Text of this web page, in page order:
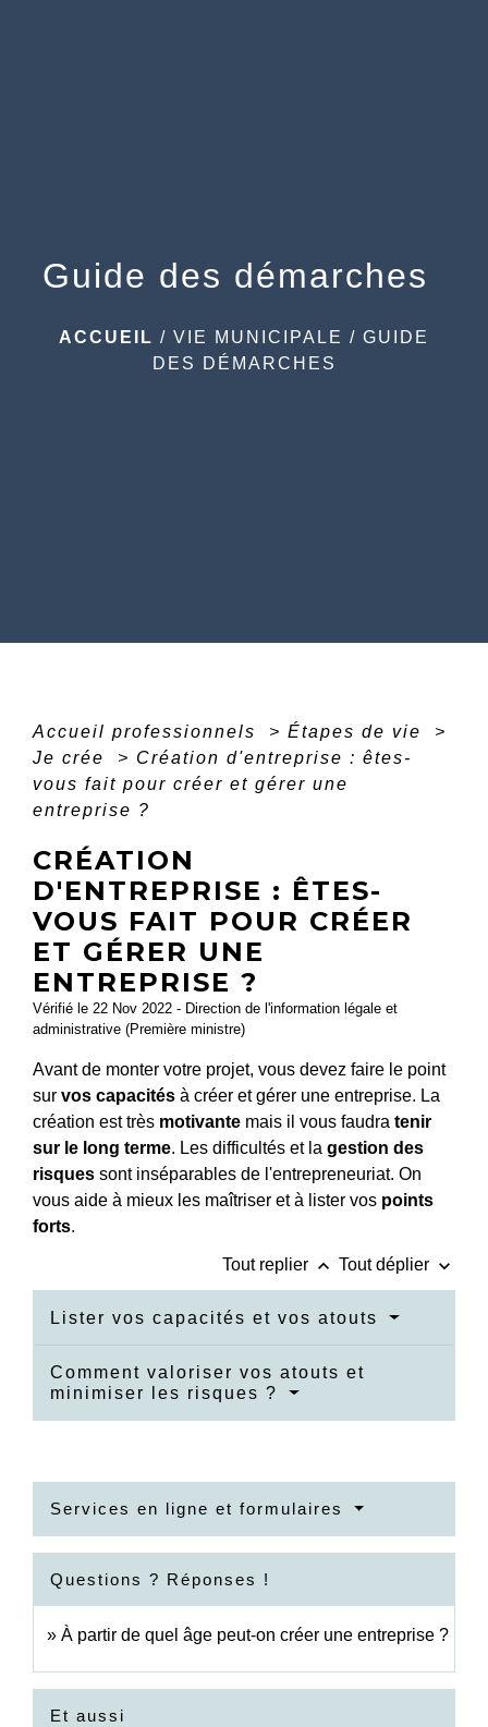
Guide des démarches
ACCUEIL / VIE MUNICIPALE / GUIDE
DES DÉMARCHES
Accueil professionnels > Étapes de vie
>
Je crée
> Création d'entreprise : êtes-
vous fait pour créer et gérer une
entreprise ?
CRÉATION
D'ENTREPRISE : ÊTES-
VOUS FAIT POUR CRÉER
ET GÉRER UNE
ENTREPRISE ?
Vérifié le 22 Nov 2022 - Direction de l'information légale et
administrative (Première ministre)
Avant de monter votre projet, vous devez faire le point
sur vos capacités à créer et gérer une entreprise. La
création est très motivante mais il vous faudra tenir
sur le long terme. Les difficultés et la gestion des
risques sont inséparables de l'entrepreneuriat. On
vous aide à mieux les maîtriser et à lister vos points
forts.
Tout replier keyboard_arrow_up Tout déplier keyboard_arrow_down
Lister vos capacités et vos atouts
Comment valoriser vos atouts et
minimiser les risques ?
Services en ligne et formulaires
Questions ? Réponses !
À partir de quel âge peut-on créer une entreprise ?
Et aussi